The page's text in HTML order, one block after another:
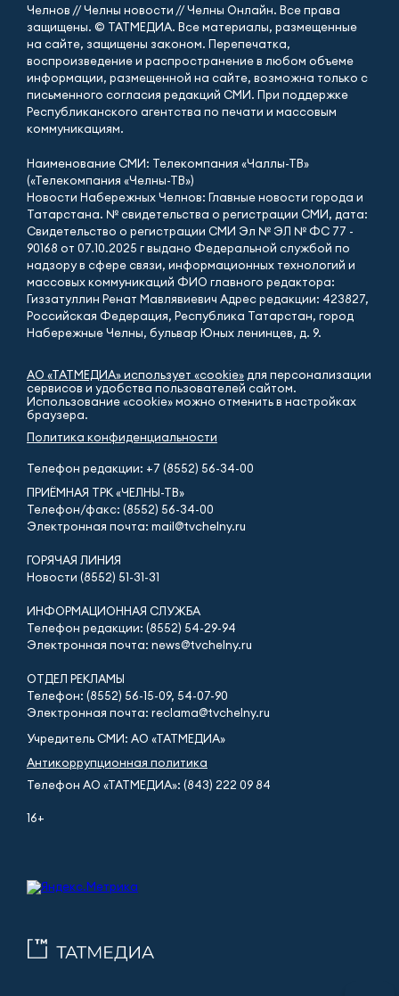
Челнов // Челны новости // Челны Онлайн. Все права
защищены. © ТАТМЕДИА. Все материалы, размещенные
на сайте, защищены законом. Перепечатка,
воспроизведение и распространение в любом объеме
информации, размещенной на сайте, возможна только с
письменного согласия редакций СМИ. При поддержке
Республиканского агентства по печати и массовым
коммуникациям.
Наименование СМИ: Телекомпания «Чаллы-ТВ»
(«Телекомпания «Челны-ТВ»)
Новости Набережных Челнов: Главные новости города и
Татарстана. № свидетельства о регистрации СМИ, дата:
Свидетельство о регистрации СМИ Эл № ЭЛ № ФС 77 -
90168 от 07.10.2025 г выдано Федеральной службой по
надзору в сфере связи, информационных технологий и
массовых коммуникаций ФИО главного редактора:
Гиззатуллин Ренат Мавлявиевич Адрес редакции: 423827,
Российская Федерация, Республика Татарстан, город
Набережные Челны, бульвар Юных ленинцев, д. 9.
АО «ТАТМЕДИА» использует «cookie»для персонализации
сервисов и удобства пользователей сайтом.
Использование «cookie» можно отменить в настройках
браузера.
Политика конфиденциальности
Телефон редакции: +7 (8552) 56-34-00
ПРИЁМНАЯ ТРК «ЧЕЛНЫ-ТВ»
Телефон/факс: (8552) 56-34-00
Электронная почта: mail@tvchelny.ru
ГОРЯЧАЯ ЛИНИЯ
Новости (8552) 51-31-31
ИНФОРМАЦИОННАЯ СЛУЖБА
Телефон редакции: (8552) 54-29-94
Электронная почта: news@tvchelny.ru
ОТДЕЛ РЕКЛАМЫ
Телефон: (8552) 56-15-09, 54-07-90
Электронная почта: reclama@tvchelny.ru
Учредитель СМИ: АО «ТАТМЕДИА»
Антикоррупционная политика
Телефон АО «ТАТМЕДИА»: (843) 222 09 84
16+